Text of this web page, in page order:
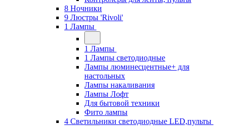
8 Ночники
9 Люстры 'Rivoli'
1 Лампы
1 Лампы
1 Лампы светодиодные
Лампы люминесцентные+ для
настольных
Лампы накаливания
Лампы Лофт
Для бытовой техники
Фито лампы
4 Светильники светодиодные LED,пульты